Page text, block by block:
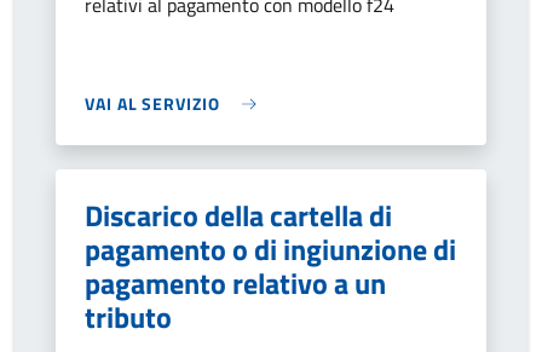
VAI AL SERVIZIO
Discarico della cartella di
pagamento o di ingiunzione di
pagamento relativo a un
tributo